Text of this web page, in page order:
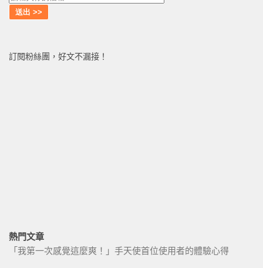
訂閱粉絲團，好文不漏接！
熱門文章
「我第一次感覺這麼爽！」手天使首位使用者的體驗心得